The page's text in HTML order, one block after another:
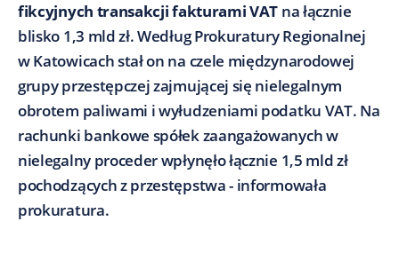
fikcyjnych transakcji fakturami VAT na łącznie
blisko 1,3 mld zł. Według Prokuratury Regionalnej
w Katowicach stał on na czele międzynarodowej
grupy przestępczej zajmującej się nielegalnym
obrotem paliwami i wyłudzeniami podatku VAT. Na
rachunki bankowe spółek zaangażowanych w
nielegalny proceder wpłynęło łącznie 1,5 mld zł
pochodzących z przestępstwa - informowała
prokuratura.